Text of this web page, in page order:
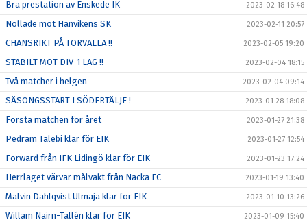
Bra prestation av Enskede IK 2023-02-18 16:48
Nollade mot Hanvikens SK 2023-02-11 20:57
CHANSRIKT PÅ TORVALLA !! 2023-02-05 19:20
STABILT MOT DIV-1 LAG !! 2023-02-04 18:15
Två matcher i helgen 2023-02-04 09:14
SÄSONGSSTART I SÖDERTÄLJE ! 2023-01-28 18:08
Första matchen för året 2023-01-27 21:38
Pedram Talebi klar för EIK 2023-01-27 12:54
Forward från IFK Lidingö klar för EIK 2023-01-23 17:24
Herrlaget värvar målvakt från Nacka FC 2023-01-19 13:40
Malvin Dahlqvist Ulmaja klar för EIK 2023-01-10 13:26
Willam Nairn-Tallén klar för EIK 2023-01-09 15:40